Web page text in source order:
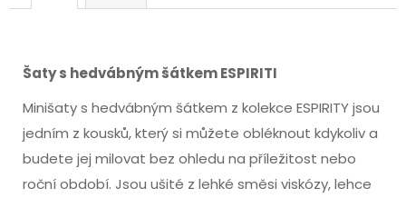
Šaty s hedvábným šátkem ESPIRITI
Minišaty s hedvábným šátkem z kolekce ESPIRITY jsou
jedním z kousků, který si můžete obléknout kdykoliv a
budete jej milovat bez ohledu na příležitost nebo
roční období. Jsou ušité z lehké směsi viskózy, lehce